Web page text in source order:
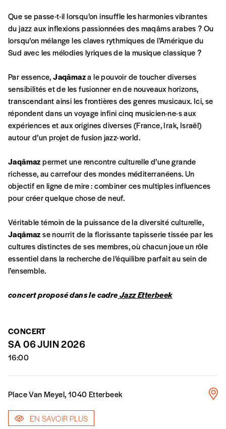
Mot de passe oublié?
Créer un
compte
A partir de 2021,Imag, le magazine de
l’interculturel,vous est proposé àPRIX LIBRE.
Le prix libre est un mode de fixation du prix
par l’acheteur d’un bien ou d’un service, qui
qu’il estime juste. Dans l’objectif de rendre nos
activités et publications accessibles, et
d’affirmer notre attachement aux valeurs de
solidarité, nous vous proposons d’estimer
vous-mêmes le coût de notre publication.
Cette valeur peut donc être inférieure, égale
manière, vous soutenez le travail de l’équipe
de rédaction selon vos moyens et vos
motivations.
Vous vous abonnez pour l’année civile en
cours ou vous commandez au numéro.
Vous indiquez si vous souhaitez recevoir la
revue en format papier ou numérique.
Vous renseignez vos coordonnées.
compteIBAN BE34 0010 7305
confirmation et la mention “participation
Imag”.
financièrement à tout moment, même après
n’est pas indispensable. Il marque votre
Que se passe-t-il lorsqu’on insuffle les harmonies vibrantes
du jazz aux inflexions passionnées des maqâms arabes ? Ou
lorsqu’on mélange les claves rythmiques de l’Amérique du
Sud avec les mélodies lyriques de la musique classique ?
Par essence,Jaqâmaza le pouvoir de toucher diverses
sensibilités et de les fusionner en de nouveaux horizons,
transcendant ainsi les frontières des genres musicaux. Ici, se
répondent dans un voyage infini cinq musicien·ne·s aux
expériences et aux origines diverses (France, Irak, Israël)
autour d’un projet de fusion jazz-world.
Jaqâmazpermet une rencontre culturelle d’une grande
richesse, au carrefour des mondes méditerranéens. Un
objectif en ligne de mire : combiner ces multiples influences
pour créer quelque chose de neuf.
Véritable témoin de la puissance de la diversité culturelle,
Jaqâmazse nourrit de la florissante tapisserie tissée par les
cultures distinctes de ses membres, où chacun joue un rôle
essentiel dans la recherche de l’équilibre parfait au sein de
l’ensemble.
concert proposé dans le cadreJazz Etterbeek
CONCERT
SA 06 JUIN 2026
16:00
Place Van Meyel, 1040 Etterbeek
EN SAVOIR PLUS